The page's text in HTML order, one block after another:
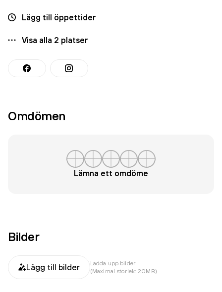
Lägg till öppettider
Visa alla 2 platser
Omdömen
Lämna ett omdöme
Bilder
Lägg till bilder
Ladda upp bilder
(Maximal storlek: 20MB)